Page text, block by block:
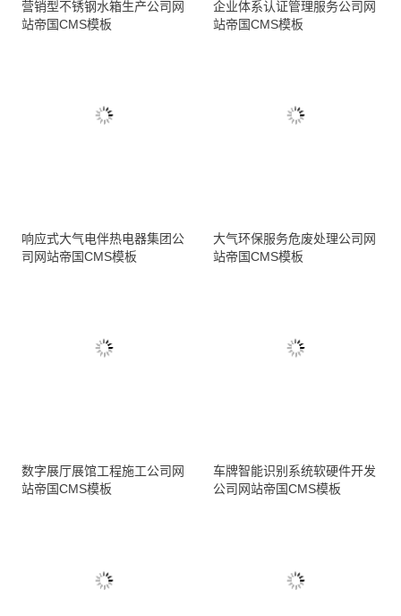
营销型不锈钢水箱生产公司网
站帝国CMS模板
企业体系认证管理服务公司网
站帝国CMS模板
响应式大气电伴热电器集团公
司网站帝国CMS模板
大气环保服务危废处理公司网
站帝国CMS模板
数字展厅展馆工程施工公司网
站帝国CMS模板
车牌智能识别系统软硬件开发
公司网站帝国CMS模板